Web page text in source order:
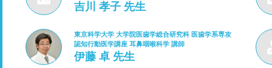
吉川 孝子 先生
東京科学大学 大学院医歯学総合研究科 医歯学系専攻
認知行動医学講座 耳鼻咽喉科学 講師
伊藤 卓 先生